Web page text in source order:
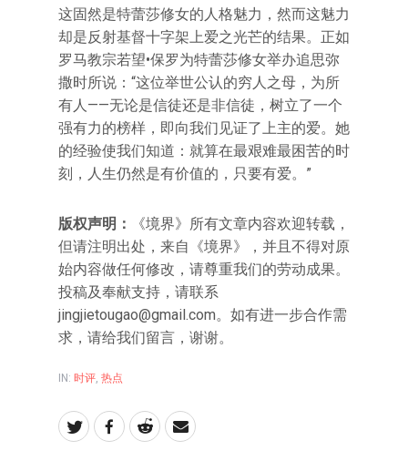
这固然是特蕾莎修女的人格魅力，然而这魅力
却是反射基督十字架上爱之光芒的结果。正如
罗马教宗若望•保罗为特蕾莎修女举办追思弥
撒时所说：“这位举世公认的穷人之母，为所
有人——无论是信徒还是非信徒，树立了一个
强有力的榜样，即向我们见证了上主的爱。她
的经验使我们知道：就算在最艰难最困苦的时
刻，人生仍然是有价值的，只要有爱。”
版权声明：
《境界》所有文章内容欢迎转载，
但请注明出处，来自《境界》，并且不得对原
始内容做任何修改，请尊重我们的劳动成果。
投稿及奉献支持，请联系
jingjietougao@gmail.com。如有进一步合作需
求，请给我们留言，谢谢。
IN: 时评, 热点